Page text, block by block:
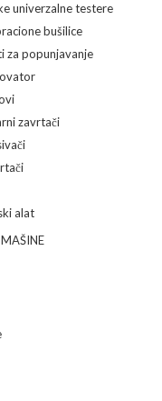
univerzalne testere
bušilice
za popunjavanje
zavrtači
alat